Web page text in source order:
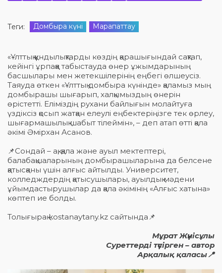
Теги: Домбыра күні Марапаттау
«Ұлттық құндылықтарды көздің қарашығындай сақтап,
кейінгі ұрпаққа табыстауда өнер ұжымдарының
басшылары мен жетекшілерінің еңбегі өлшеусіз.
Таяуда өткен «Ұлттық домбыра күнінде» қаламыз мың
домбырашы шығарып, халқымыздың өнерін
өрістетті. Еліміздің рухани байлығын молайтуға
үздіксіз қосып жатқан елеулі еңбектеріңізге тек өрлеу,
шығармашылық шабыт тілеймін», – деп атап өтті қала
әкімі Әмірхан Асанов.
📌Сондай – ақ, қала және ауыл мектептері,
балабақшаларының домбырашыларына да белсене
қатысқаны үшін алғыс айтылды. Университет,
колледждердің қатысушылары, ауылдық мәдени
ұйымдастырушылар да қала әкімінің «Алғыс хатына»
көптеп ие болды.
Толығырақ kostanaytany.kz сайтында📌
Мұрат Жүнісұлы
Суреттерді түсірген – автор
Арқалық қаласы📍